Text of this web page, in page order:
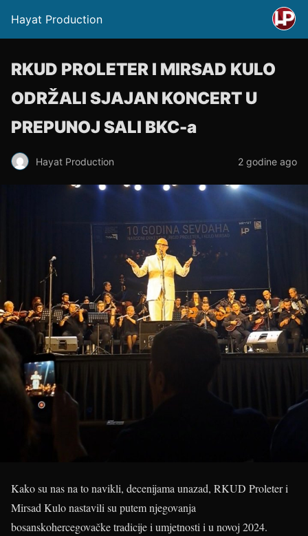
Hayat Production
RKUD PROLETER I MIRSAD KULO
ODRŽALI SJAJAN KONCERT U
PREPUNOJ SALI BKC-a
Hayat Production 2 godine ago
Kako su nas na to navikli, decenijama unazad, RKUD Proleter i
Mirsad Kulo nastavili su putem njegovanja
bosanskohercegovačke tradicije i umjetnosti i u novoj 2024.